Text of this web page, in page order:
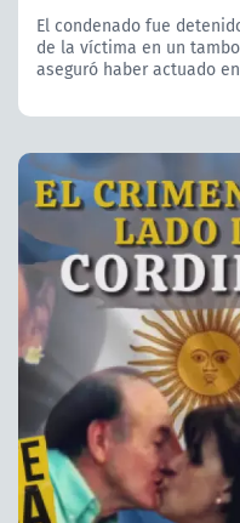
El condenado fue
de la víctima en un
aseguró haber actuado